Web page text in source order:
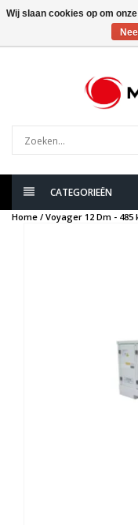
CATEGORIEËN
Home / Voyager 12 Dm - 485
Wij slaan cookies op om
Nee